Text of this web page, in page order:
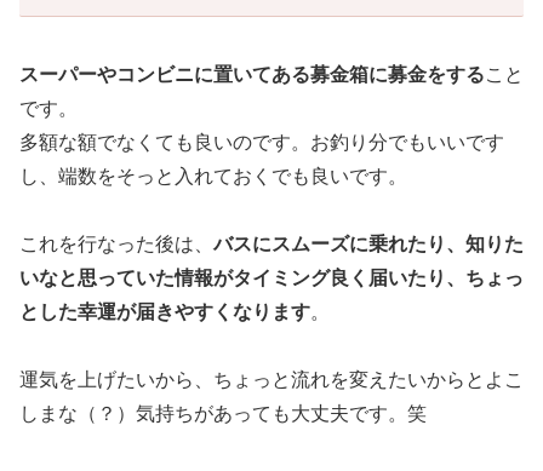
スーパーやコンビニに置いてある募金箱に募金をすること
です。
多額な額でなくても良いのです。お釣り分でもいいです
し、端数をそっと入れておくでも良いです。
これを行なった後は、バスにスムーズに乗れたり、知りた
いなと思っていた情報がタイミング良く届いたり、ちょっ
とした幸運が届きやすくなります。
運気を上げたいから、ちょっと流れを変えたいからとよこ
しまな（？）気持ちがあっても大丈夫です。笑